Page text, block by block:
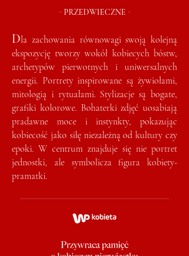
- PRZEDWIECZNE -
Dla zachowania równowagi swoją kolejną
ekspozycję tworzy wokół kobiecych bóstw,
archetypów pierwotnych i uniwersalnych
energii. Portrety inspirowane są żywiołami,
mitologią i rytuałami. Stylizacje są bogate,
grafiki kolorowe. Bohaterki zdjęć uosabiają
pradawne moce i instynkty, pokazując
kobiecość jako siłę niezależną od kultury czy
epoki. W centrum znajduje się nie portret
jednostki, ale symbolicza figura kobiety-
pramatki.